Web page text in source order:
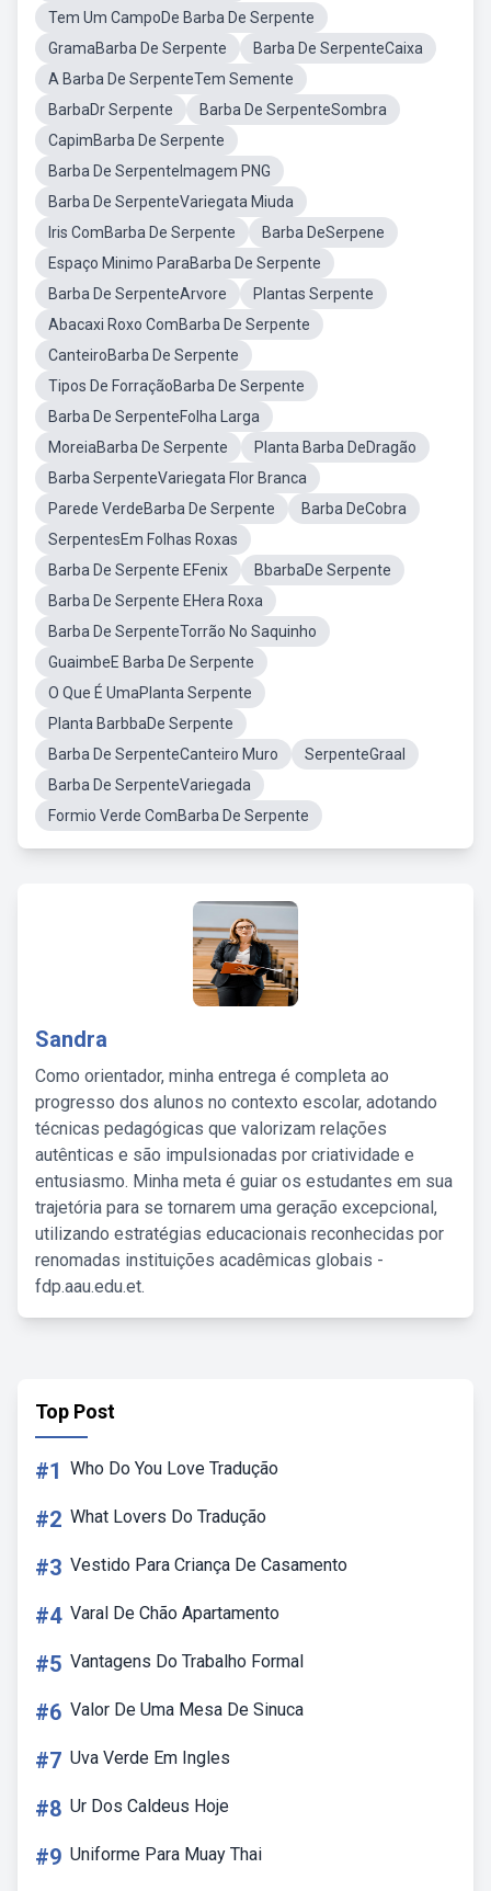
Tem Um CampoDe Barba De Serpente
GramaBarba De Serpente
Barba De SerpenteCaixa
A Barba De SerpenteTem Semente
BarbaDr Serpente
Barba De SerpenteSombra
CapimBarba De Serpente
Barba De SerpenteImagem PNG
Barba De SerpenteVariegata Miuda
Iris ComBarba De Serpente
Barba DeSerpene
Espaço Minimo ParaBarba De Serpente
Barba De SerpenteArvore
Plantas Serpente
Abacaxi Roxo ComBarba De Serpente
CanteiroBarba De Serpente
Tipos De ForraçãoBarba De Serpente
Barba De SerpenteFolha Larga
MoreiaBarba De Serpente
Planta Barba DeDragão
Barba SerpenteVariegata Flor Branca
Parede VerdeBarba De Serpente
Barba DeCobra
SerpentesEm Folhas Roxas
Barba De Serpente EFenix
BbarbaDe Serpente
Barba De Serpente EHera Roxa
Barba De SerpenteTorrão No Saquinho
GuaimbeE Barba De Serpente
O Que É UmaPlanta Serpente
Planta BarbbaDe Serpente
Barba De SerpenteCanteiro Muro
SerpenteGraal
Barba De SerpenteVariegada
Formio Verde ComBarba De Serpente
Sandra
Como orientador, minha entrega é completa ao
progresso dos alunos no contexto escolar, adotando
técnicas pedagógicas que valorizam relações
autênticas e são impulsionadas por criatividade e
entusiasmo. Minha meta é guiar os estudantes em sua
trajetória para se tornarem uma geração excepcional,
utilizando estratégias educacionais reconhecidas por
renomadas instituições acadêmicas globais -
fdp.aau.edu.et.
Top Post
#1 Who Do You Love Tradução
#2 What Lovers Do Tradução
#3 Vestido Para Criança De Casamento
#4 Varal De Chão Apartamento
#5 Vantagens Do Trabalho Formal
#6 Valor De Uma Mesa De Sinuca
#7 Uva Verde Em Ingles
#8 Ur Dos Caldeus Hoje
#9 Uniforme Para Muay Thai